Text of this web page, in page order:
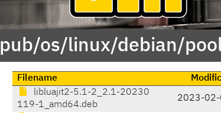
os/linux/debian/
Filename
libluajit2-5.1-2_2.1-20230
119-1_amd64.deb
2023-02-